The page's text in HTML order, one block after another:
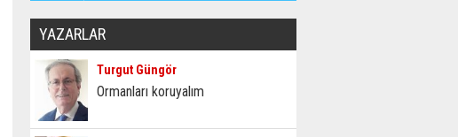
YAZARLAR
Turgut Güngör
Ormanları koruyalım